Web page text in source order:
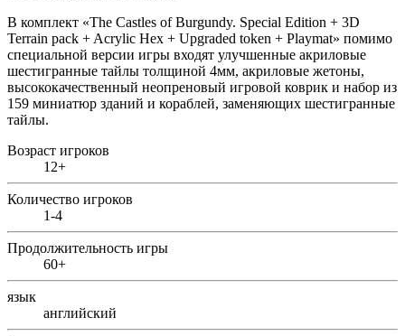
В комплект «The Castles of Burgundy. Special Edition + 3D
Terrain pack + Acrylic Hex + Upgraded token + Playmat» помимо
специальной версии игры входят улучшенные акриловые
шестигранные тайлы толщиной 4мм, акриловые жетоны,
высококачественный неопреновый игровой коврик и набор из
159 миниатюр зданий и кораблей, заменяющих шестигранные
тайлы.
Возраст игроков
12+
Количество игроков
1-4
Продолжительность игры
60+
язык
английский